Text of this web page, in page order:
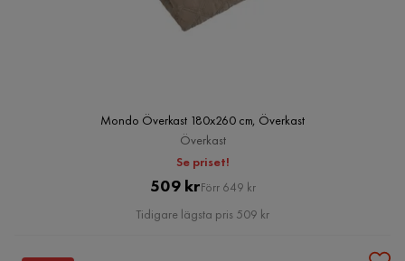
Mondo Överkast 180x260 cm, Överkast
Överkast
Se priset!
Pris
509 krOriginal
Pris
Förr 649 kr
Tidigare lägsta pris 509 kr